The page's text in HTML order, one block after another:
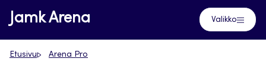
Siirry
suoraan
sisältöön
Jamk Arena Valikko
Etusivu Arena Pro